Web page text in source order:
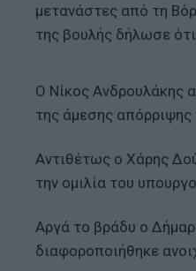
μετανάστες από τη
της βουλής δήλωσε
Ο Νίκος Ανδρουλάκης
της άμεσης απόρριψης
Αντιθέτως ο Χάρης
την ομιλία του
Αργά το βράδυ ο
διαφοροποιήθηκε